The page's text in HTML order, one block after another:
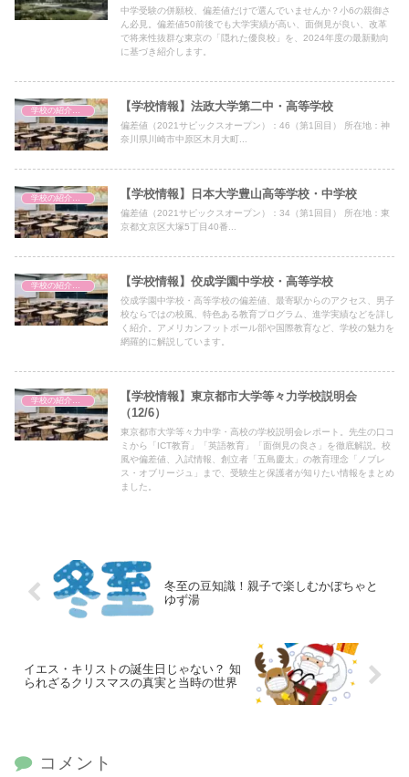
中学受験の併願校、偏差値だけで選んでいませんか？小6の親御さ
ん必見。偏差値50前後でも大学実績が高い、面倒見が良い、改革
で将来性抜群な東京の「隠れた優良校」を、2024年度の最新動向
に基づき紹介します。
学校の紹介（備忘録） 【学校情報】法政大学第二中・高等学校
偏差値（2021サピックスオープン）：46（第1回目） 所在地：神
奈川県川崎市中原区木月大町...
学校の紹介（備忘録） 【学校情報】日本大学豊山高等学校・中学校
偏差値（2021サピックスオープン）：34（第1回目） 所在地：東
京都文京区大塚5丁目40番...
【学校情報】佼成学園中学校・高等学校
佼成学園中学校・高等学校の偏差値、最寄駅からのアクセス、男子
校ならではの校風、特色ある教育プログラム、進学実績などを詳し
く紹介。アメリカンフットボール部や国際教育など、学校の魅力を
網羅的に解説しています。
【学校情報】東京都市大学等々力学校説明会
（12/6）
東京都市大学等々力中学・高校の学校説明会レポート。先生の口コ
ミから「ICT教育」「英語教育」「面倒見の良さ」を徹底解説。校
風や偏差値、入試情報、創立者「五島慶太」の教育理念「ノブレ
ス・オブリージュ」まで、受験生と保護者が知りたい情報をまとめ
ました。
冬至の豆知識！親子で楽しむかぼちゃと
ゆず湯
イエス・キリストの誕生日じゃない？ 知
られざるクリスマスの真実と当時の世界
コメント